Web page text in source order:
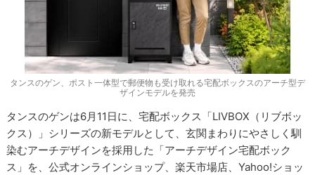
タンスのゲン、ポスト一体型で郵便物も受け取れる宅配ボックスのアーチ型デ
ザインモデルを発売
タンスのゲンは6月11日に、宅配ボックス「LIVBOX（リブボッ
クス）」シリーズの新モデルとして、玄関まわりにやさしく馴
染むアーチデザインを採用した「アーチデザイン宅配ボック
ス」を、公式オンラインショップ、楽天市場店、Yahoo!ショッ